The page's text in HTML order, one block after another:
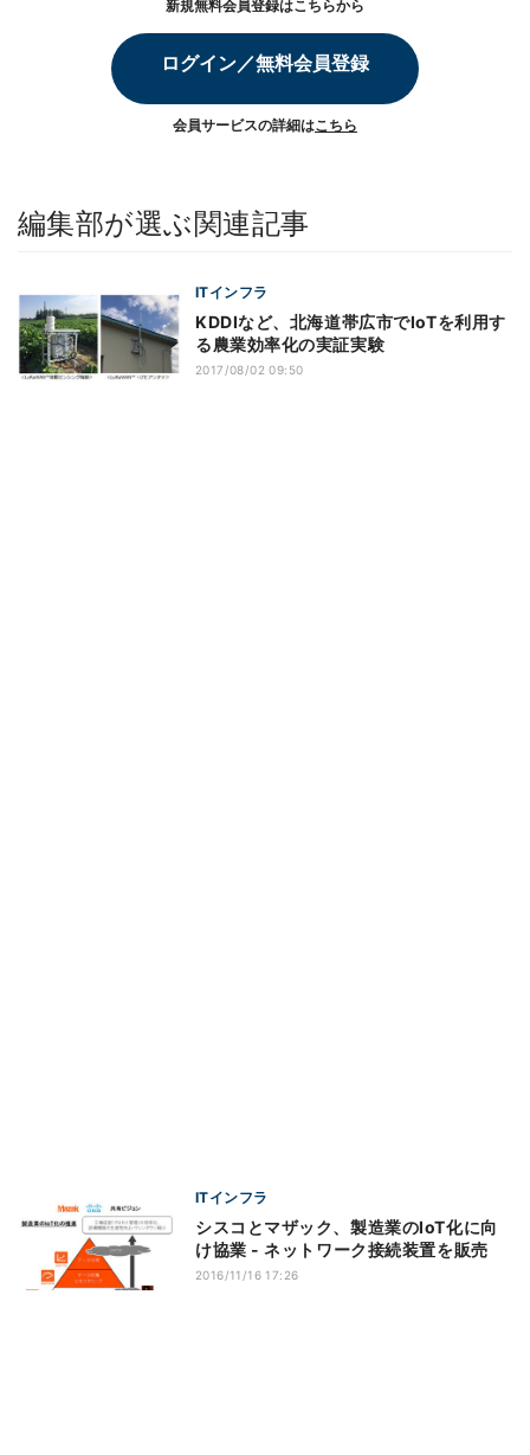
新規無料会員登録はこちらから
ログイン／無料会員登録
会員サービスの詳細はこちら
編集部が選ぶ関連記事
ITインフラ
KDDIなど、北海道帯広市でIoTを利用す
る農業効率化の実証実験
2017/08/02 09:50
ITインフラ
シスコとマザック、製造業のIoT化に向
け協業 - ネットワーク接続装置を販売
2016/11/16 17:26